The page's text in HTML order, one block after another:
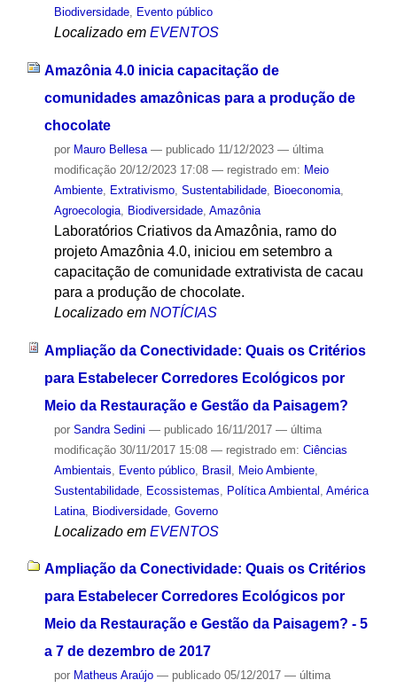
Biodiversidade, Evento público
Localizado em EVENTOS
Amazônia 4.0 inicia capacitação de
comunidades amazônicas para a produção de
chocolate
por Mauro Bellesa — publicado11/12/2023 — última
modificação20/12/2023 17:08 — registrado em: Meio
Ambiente, Extrativismo, Sustentabilidade, Bioeconomia,
Agroecologia, Biodiversidade, Amazônia
Laboratórios Criativos da Amazônia, ramo do
projeto Amazônia 4.0, iniciou em setembro a
capacitação de comunidade extrativista de cacau
para a produção de chocolate.
Localizado em NOTÍCIAS
Ampliação da Conectividade: Quais os Critérios
para Estabelecer Corredores Ecológicos por
Meio da Restauração e Gestão da Paisagem?
por Sandra Sedini — publicado16/11/2017 — última
modificação30/11/2017 15:08 — registrado em: Ciências
Ambientais
Evento público, Brasil Meio Ambiente,
Sustentabilidade, Ecossistemas Política Ambiental América
Latina, Biodiversidade, Governo
Localizado em EVENTOS
Ampliação da Conectividade: Quais os Critérios
para Estabelecer Corredores Ecológicos por
Meio da Restauração e Gestão da Paisagem? - 5
a 7 de dezembro de 2017
por Matheus Araújo — publicado05/12/2017 — última